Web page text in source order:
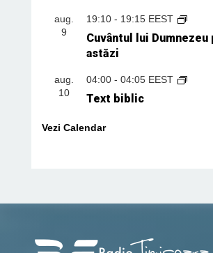
aug.
9
19:10- 19:15 EEST
Cuvântul lui Dumnezeu
astăzi
aug.
10
04:00- 04:05 EEST
Text biblic
Vezi Calendar